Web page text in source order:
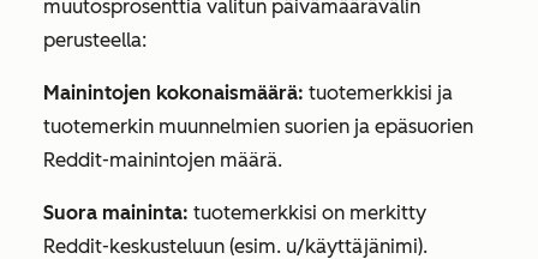
muutosprosenttia valitun päivämäärävälin
perusteella:
Mainintojen kokonaismäärä: tuotemerkkisi ja
tuotemerkin muunnelmien suorien ja epäsuorien
Reddit-mainintojen määrä.
Suora maininta: tuotemerkkisi on merkitty
Reddit-keskusteluun (esim. u/käyttäjänimi).